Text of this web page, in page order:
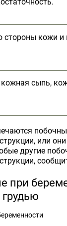
стороны кожи
сыпь,
или
другие
при